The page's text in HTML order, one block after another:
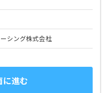
シング株式会社
に進む